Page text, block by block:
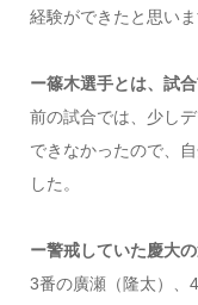
経験ができたと思いま
ー篠木選手とは、試
前の試合では、少し
できなかったので、
した。
ー警戒していた慶大
3番の廣瀬（隆太）、